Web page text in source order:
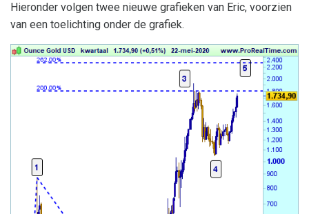
Hieronder volgen twee nieuwe grafieken van Eric, voorzien
van een toelichting onder de grafiek.